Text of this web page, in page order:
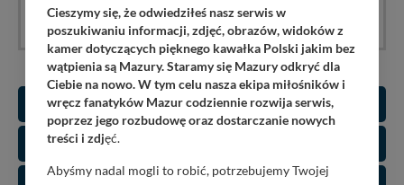
Artykuł nie ma jeszcze komentarzy, bądź pierwszy!
koncerty
koncerty szantowe
Cieszymy się, że odwiedziłeś nasz serwis w
poszukiwaniu informacji, zdjęć, obrazów, widoków z
kamer dotyczących pięknego kawałka Polski jakim bez
wątpienia są Mazury. Staramy się Mazury odkryć dla
Ciebie na nowo. W tym celu nasza ekipa miłośników i
wręcz fanatyków Mazur codziennie rozwija serwis,
poprzez jego rozbudowę oraz dostarczanie nowych
treści i zdjęć.
Abyśmy nadal mogli to robić, potrzebujemy Twojej